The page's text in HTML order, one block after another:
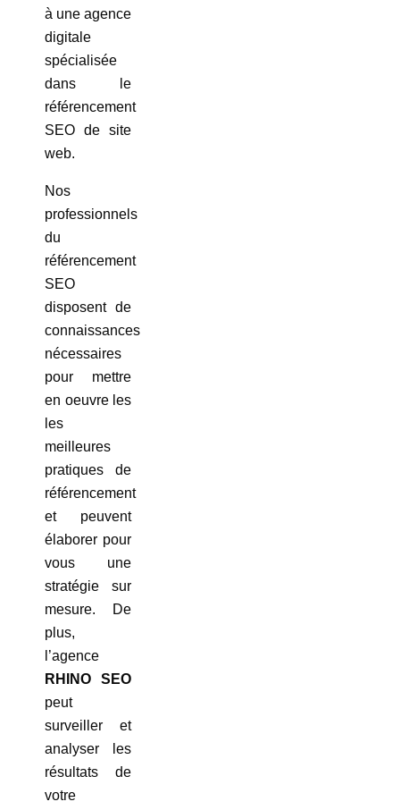
à une agence
digitale
spécialisée
dans le
référencement
SEO de site
web.
Nos
professionnels
du
référencement
SEO
disposent de
connaissances
nécessaires
pour mettre
en oeuvre les
les
meilleures
pratiques de
référencement
et peuvent
élaborer pour
vous une
stratégie sur
mesure. De
plus,
l’agence
RHINO SEO
peut
surveiller et
analyser les
résultats de
votre